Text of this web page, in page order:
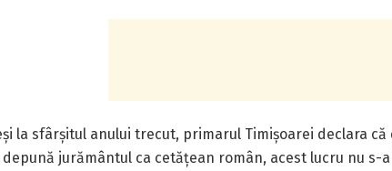
la sfârșitul anului trecut, primarul Timișoarei declara
depună jurământul ca cetățean român, acest lucru nu s-